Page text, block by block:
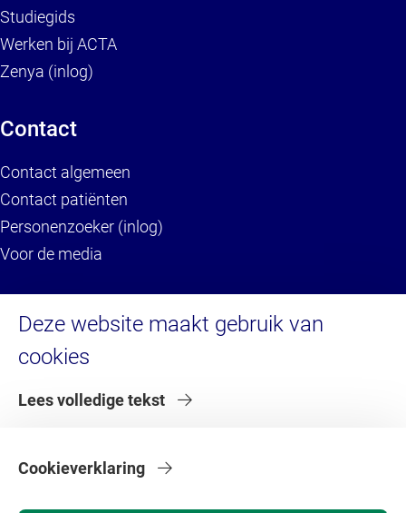
Deze website maakt gebruik van
cookies
Lees volledige tekst
Cookieverklaring
Studiegids
Werken bij ACTA
Zenya (inlog)
Contact
Contact algemeen
Contact patiënten
Personenzoeker (inlog)
Voor de media
Service
Brandportal/Huisstijl (inlog)
Servicedesk IT
Serviceportaal VU (voor externen)